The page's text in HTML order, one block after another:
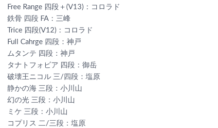
Free Range 四段＋(V13)：コロラド
鉄骨 四段 FA：三峰
Trice 四段(V12)：コロラド
Full Cahrge 四段：神戸
ムタンテ 四段：神戸
タナトフォビア 四段：御岳
破壊王ニコル 三/四段：塩原
静かの海 三段：小川山
幻の光 三段：小川山
ミケ 三段：小川山
コプリス 二/三段：塩原